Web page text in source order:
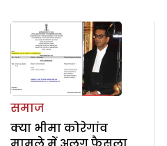
समाज
क्या भीमा कोरेगांव